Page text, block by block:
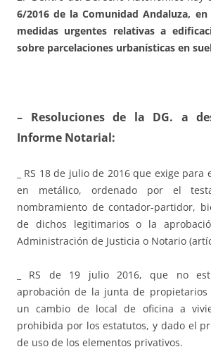
6/2016 de la Comunidad Andaluza,
medidas urgentes relativas a
sobre parcelaciones urbanísticas en
– Resoluciones de la DG. a
Informe Notarial:
_ RS 18 de julio de 2016 que exige
en metálico, ordenado por el
nombramiento de contador-partidor,
de dichos legitimarios o la
Administración de Justicia o Notario
_ RS de 19 julio 2016, que no
aprobación de la junta de
un cambio de local de oficina a
prohibida por los estatutos, y dado el
de uso de los elementos privativos.